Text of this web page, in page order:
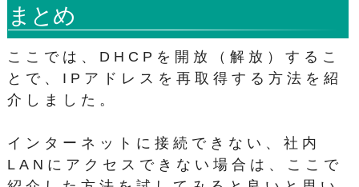
まとめ
ここでは、DHCPを開放（解放）するこ
とで、IPアドレスを再取得する方法を紹
介しました。
インターネットに接続できない、社内
LANにアクセスできない場合は、ここで